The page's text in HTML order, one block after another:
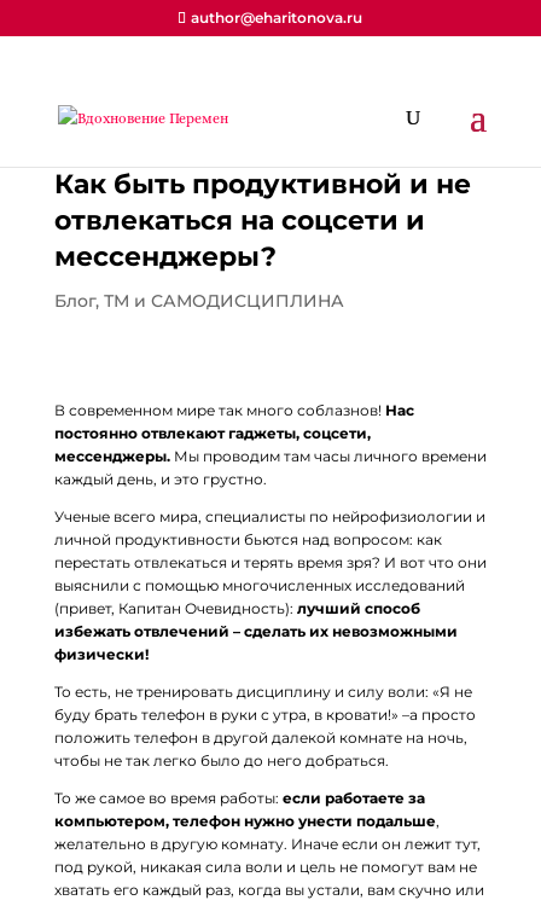
author@eharitonova.ru
Как быть продуктивной и не
отвлекаться на соцсети и
мессенджеры?
Блог, ТМ и САМОДИСЦИПЛИНА
В современном мире так много соблазнов! Нас
постоянно отвлекают гаджеты, соцсети,
мессенджеры. Мы проводим там часы личного времени
каждый день, и это грустно.
Ученые всего мира, специалисты по нейрофизиологии и
личной продуктивности бьются над вопросом: как
перестать отвлекаться и терять время зря? И вот что они
выяснили с помощью многочисленных исследований
(привет, Капитан Очевидность): лучший способ
избежать отвлечений – сделать их невозможными
физически!
То есть, не тренировать дисциплину и силу воли: «Я не
буду брать телефон в руки с утра, в кровати!» –а просто
положить телефон в другой далекой комнате на ночь,
чтобы не так легко было до него добраться.
То же самое во время работы: если работаете за
компьютером, телефон нужно унести подальше,
желательно в другую комнату. Иначе если он лежит тут,
под рукой, никакая сила воли и цель не помогут вам не
хватать его каждый раз, когда вы устали, вам скучно или